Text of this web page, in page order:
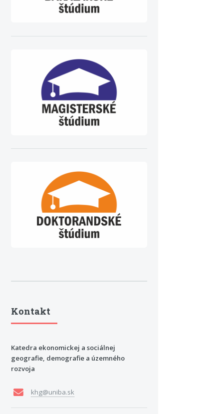
Kontakt
Katedra ekonomickej a sociálnej
geografie, demografie a územného
rozvoja
khg@uniba.sk